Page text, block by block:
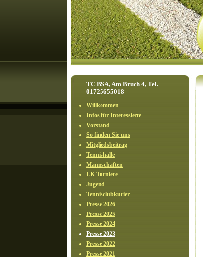
TC BSA, Am Bruch 4, Tel.
01725655018
Willkommen
Infos für Interessierte
Vorstand
So finden Sie uns
Mitgliedsbeitrag
Tennishalle
Mannschaften
LK Turniere
Jugend
Tennisclubkurier
Presse 2026
Presse 2025
Presse 2024
Presse 2023
Presse 2022
Presse 2021